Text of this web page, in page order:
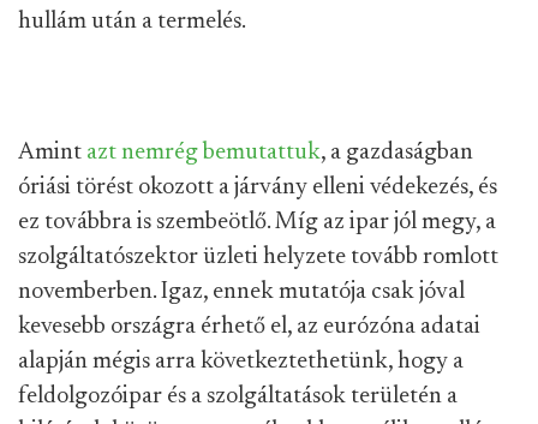
hullám után a termelés.
Amint azt nemrég bemutattuk, a gazdaságban
óriási törést okozott a járvány elleni védekezés, és
ez továbbra is szembeötlő. Míg az ipar jól megy, a
szolgáltatószektor üzleti helyzete tovább romlott
novemberben. Igaz, ennek mutatója csak jóval
kevesebb országra érhető el, az eurózóna adatai
alapján mégis arra következtethetünk, hogy a
feldolgozóipar és a szolgáltatások területén a